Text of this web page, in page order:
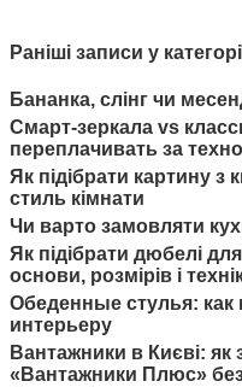
Раніші записи у
Бананка, слінг чи
Смарт-зеркала vs
переплачивать за
Як підібрати картину з
стиль кімнати
Чи варто замовляти
Як підібрати дюбелі
основи, розмірів і
Обеденные стулья: как
интерьеру
Вантажники в Києві: як
«Вантажники Плюс»